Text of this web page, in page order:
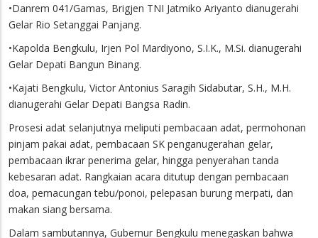
•Danrem 041/Gamas, Brigjen TNI Jatmiko Ariyanto dianugerahi
Gelar Rio Setanggai Panjang.
•Kapolda Bengkulu, Irjen Pol Mardiyono, S.I.K., M.Si. dianugerahi
Gelar Depati Bangun Binang.
•Kajati Bengkulu, Victor Antonius Saragih Sidabutar, S.H., M.H.
dianugerahi Gelar Depati Bangsa Radin.
Prosesi adat selanjutnya meliputi pembacaan adat, permohonan
pinjam pakai adat, pembacaan SK penganugerahan gelar,
pembacaan ikrar penerima gelar, hingga penyerahan tanda
kebesaran adat. Rangkaian acara ditutup dengan pembacaan
doa, pemacungan tebu/ponoi, pelepasan burung merpati, dan
makan siang bersama.
Dalam sambutannya, Gubernur Bengkulu menegaskan bahwa